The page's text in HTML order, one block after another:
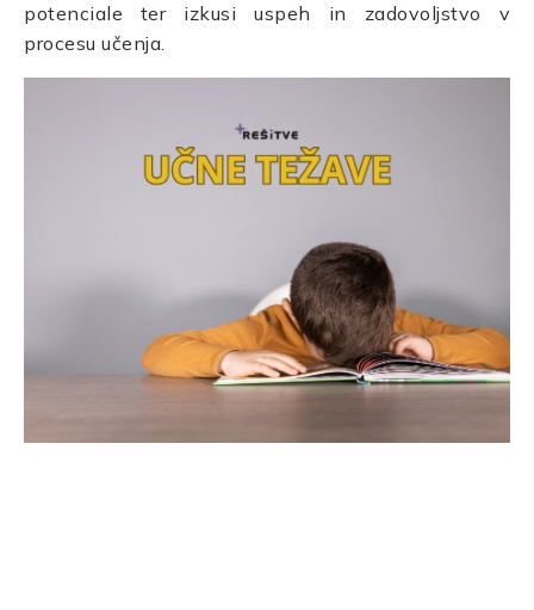
potenciale ter izkusi uspeh in zadovoljstvo v
procesu učenja.